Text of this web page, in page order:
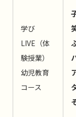
学び
LIVE（体
験授業）
幼児教育
コース